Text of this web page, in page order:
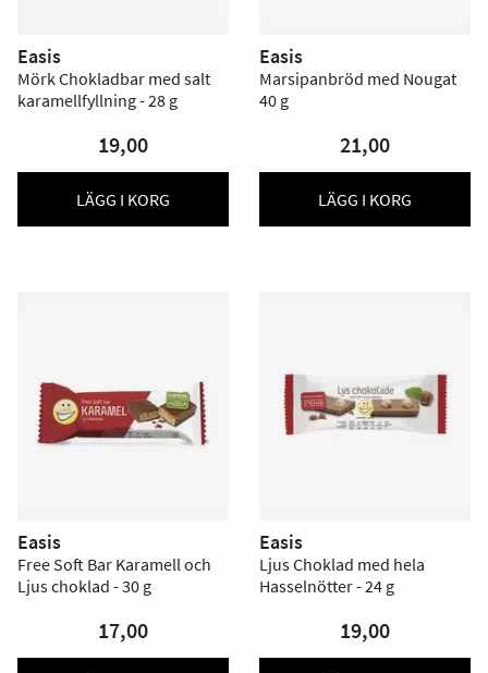
Easis
Mörk Chokladbar med salt
karamellfyllning - 28 g
19,00
LÄGG I KORG
Easis
Marsipanbröd med Nougat
40 g
21,00
LÄGG I KORG
Easis
Free Soft Bar Karamell och
Ljus choklad - 30 g
17,00
Easis
Ljus Choklad med hela
Hasselnötter - 24 g
19,00